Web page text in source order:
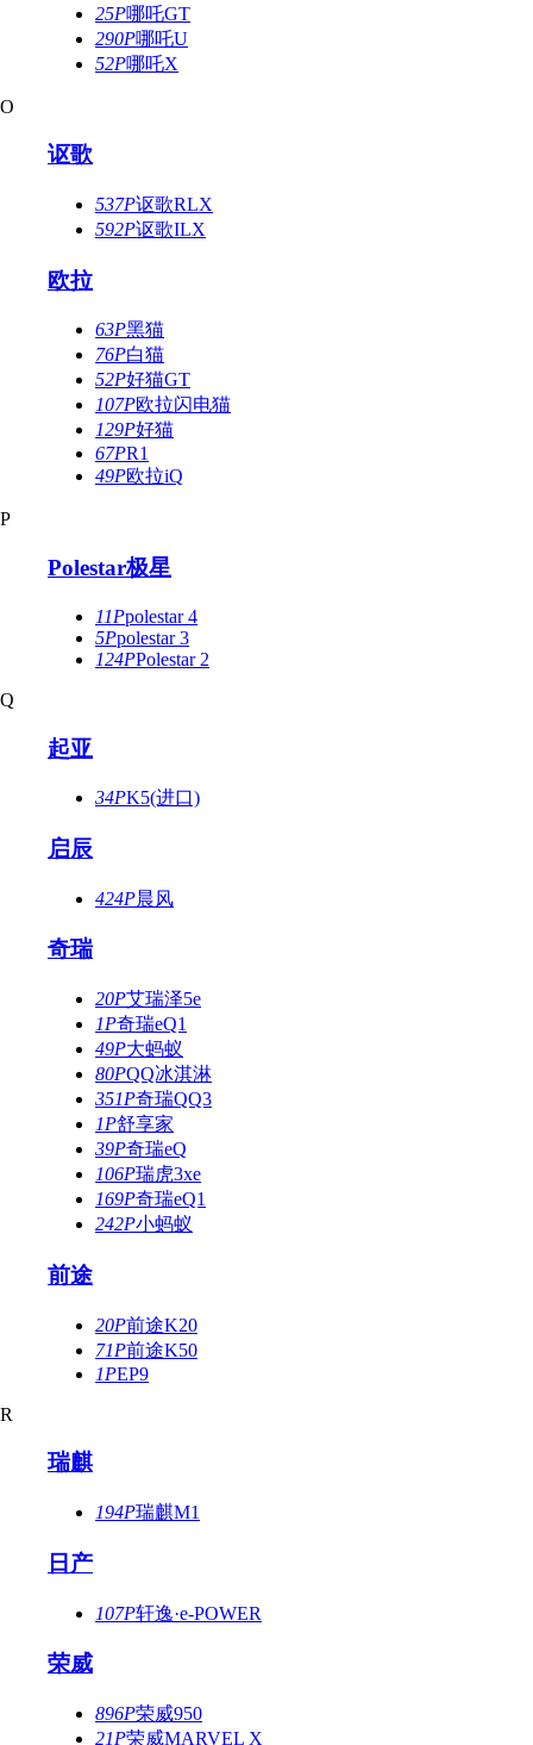
25P哪吒GT
290P哪吒U
52P哪吒X
O
讴歌
537P讴歌RLX
592P讴歌ILX
欧拉
63P黑猫
76P白猫
52P好猫GT
107P欧拉闪电猫
129P好猫
67PR1
49P欧拉iQ
P
Polestar极星
11Ppolestar 4
5Ppolestar 3
124PPolestar 2
Q
起亚
34PK5(进口)
启辰
424P晨风
奇瑞
20P艾瑞泽5e
1P奇瑞eQ1
49P大蚂蚁
80PQQ冰淇淋
351P奇瑞QQ3
1P舒享家
39P奇瑞eQ
106P瑞虎3xe
169P奇瑞eQ1
242P小蚂蚁
前途
20P前途K20
71P前途K50
1PEP9
R
瑞麒
194P瑞麒M1
日产
107P轩逸·e-POWER
荣威
896P荣威950
21P荣威MARVEL X